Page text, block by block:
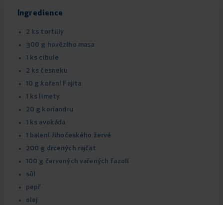
Ingredience
2 ks tortilly
300 g hovězího masa
1 ks cibule
2 ks česneku
10 g koření Fajita
1 ks limety
20 g koriandru
1 ks avokáda
1 balení Jihočeského žervé
200 g drcených rajčat
100 g červených vařených fazolí
sůl
pepř
olej